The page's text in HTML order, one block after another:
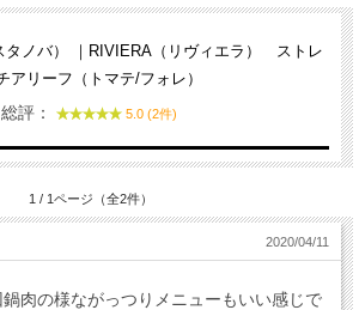
タノバ） ｜RIVIERA（リヴィエラ） ストレ
アリーフ（トマテ/フォレ）
総評： 5.0 (2件)
1 / 1ページ（全2件）
2020/04/11
肉の様ながっつりメニューもいい感じで